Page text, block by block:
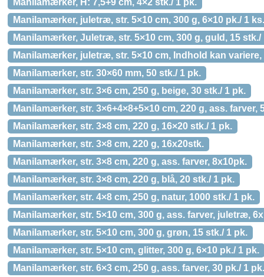
Manilamærker, H: 7,5+9 cm, 4×2 stk./ 1 pk.
Manilamærker, juletræ, str. 5×10 cm, 300 g, 6×10 pk./ 1 ks.
Manilamærker, Juletræ, str. 5×10 cm, 300 g, guld, 15 stk./
Manilamærker, juletræ, str. 5×10 cm, Indhold kan variere,
Manilamærker, str. 30×60 mm, 50 stk./ 1 pk.
Manilamærker, str. 3×6 cm, 250 g, beige, 30 stk./ 1 pk.
Manilamærker, str. 3×6+4×8+5×10 cm, 220 g, ass. farver,
Manilamærker, str. 3×8 cm, 220 g, 16×20 stk./ 1 pk.
Manilamærker, str. 3×8 cm, 220 g, 16x20stk.
Manilamærker, str. 3×8 cm, 220 g, ass. farver, 8x10pk.
Manilamærker, str. 3×8 cm, 220 g, blå, 20 stk./ 1 pk.
Manilamærker, str. 4×8 cm, 250 g, natur, 1000 stk./ 1 pk.
Manilamærker, str. 5×10 cm, 300 g, ass. farver, juletræ,
Manilamærker, str. 5×10 cm, 300 g, grøn, 15 stk./ 1 pk.
Manilamærker, str. 5×10 cm, glitter, 300 g, 6×10 pk./ 1 pk.
Manilamærker, str. 6×3 cm, 250 g, ass. farver, 30 pk./ 1 pk.